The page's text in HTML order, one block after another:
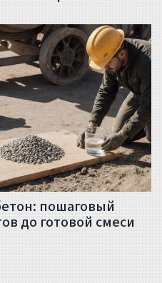
пошаговый
до готовой смеси